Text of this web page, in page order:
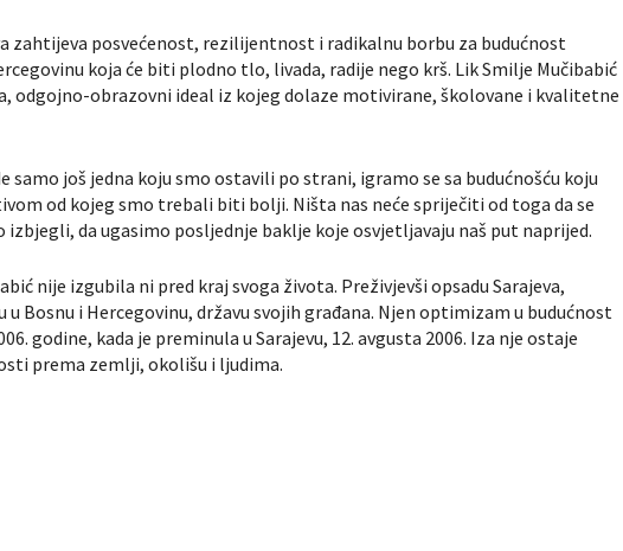
zahtijeva posvećenost, rezilijentnost i radikalnu borbu za budućnost
koja će biti plodno tlo, livada, radije nego krš. Lik Smilje Mučibabić
odgojno-obrazovni ideal iz kojeg dolaze motivirane, školovane i kvalitetne
samo još jedna koju smo ostavili po strani, igramo se sa budućnošću koju
od kojeg smo trebali biti bolji. Ništa nas neće spriječiti od toga da se
da ugasimo posljednje baklje koje osvjetljavaju naš put naprijed.
nije izgubila ni pred kraj svoga života. Preživjevši opsadu Sarajeva,
Bosnu i Hercegovinu, državu svojih građana. Njen optimizam u budućnost
godine, kada je preminula u Sarajevu, 12. avgusta 2006. Iza nje ostaje
prema zemlji, okolišu i ljudima.